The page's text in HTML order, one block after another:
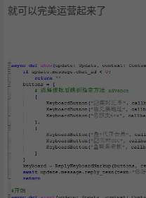
就可以完美运营起来了